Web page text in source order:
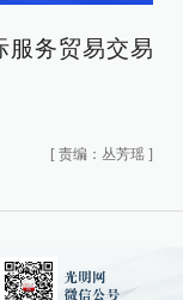
服务贸易交易
[ 责编：丛芳瑶 ]